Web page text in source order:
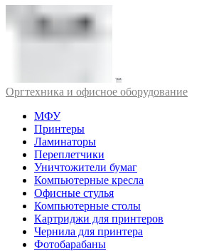
Оргтехника и офисное оборудование
МФУ
Принтеры
Ламинаторы
Переплетчики
Уничтожители бумаг
Компьютерные кресла
Офисные стулья
Компьютерные столы
Картриджи для принтеров
Чернила для принтера
Фотобарабаны